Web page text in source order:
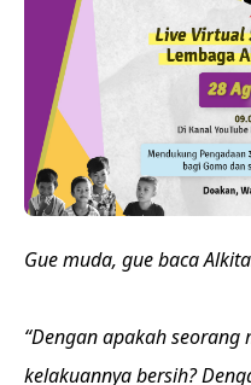
Gue muda, gue baca
“Dengan apakah
kelakuannya bersih?